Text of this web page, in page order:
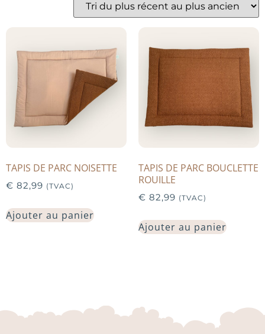
TAPIS DE PARC NOISETTE
€ 82,99 (TVAC)
Ajouter au panier
TAPIS DE PARC BOUCLETTE
ROUILLE
€ 82,99 (TVAC)
Ajouter au panier